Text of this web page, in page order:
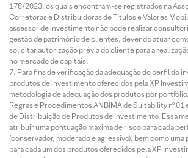
178/2023, os quais encontram-se registrados na
Corretoras e Distribuidoras de Títulos e Valores
assessor de investimento não pode realizar
gestão de patrimônio de clientes, devendo atuar
solicitar autorização prévia do cliente para a
no mercado de capitais.
Para fins de verificação da adequação do perfil do
produtos de investimento oferecidos pela XP
metodologia de adequação dos produtos por
Regras e Procedimentos ANBIMA de Suitability nº 01
de Distribuição de Produtos de Investimento. Essa
atribuir uma pontuação máxima de risco para cada
(conservador, moderado e agressivo), bem como
para cada um dos produtos oferecidos pela XP